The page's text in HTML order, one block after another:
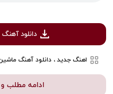
دانلود
اهنگ جدید ، دانلود آهنگ
ادامه مطلب و